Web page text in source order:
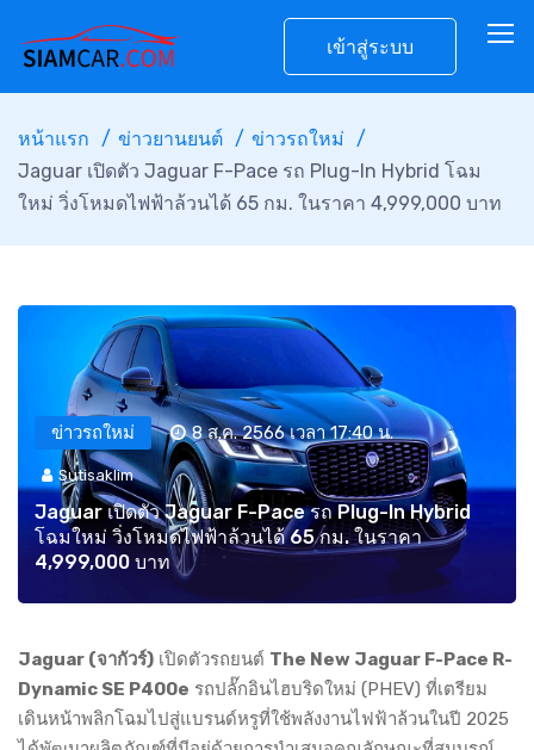
เข้าสู่ระบบ
หน้าแรก ข่าวยานยนต์
ข่าวรถใหม่
Jaguar เปิดตัว Jaguar F-Pace รถ Plug-In Hybrid โฉม
ใหม่ วิ่งโหมดไฟฟ้าล้วนได้ 65 กม. ในราคา 4,999,000 บาท
ข่าวรถใหม่ 8 ส.ค. 2566 เวลา 17:40 น.
Sutisaklim
Jaguar เปิดตัว Jaguar F-Pace รถ Plug-In Hybrid
โฉมใหม่ วิ่งโหมดไฟฟ้าล้วนได้ 65 กม. ในราคา
4,999,000 บาท
Jaguar (จากัวร์) เปิดตัวรถยนต์ The New Jaguar F-Pace R-
Dynamic SE P400e รถปลั๊กอินไฮบริดใหม่ (PHEV) ที่เตรียม
เดินหน้าพลิกโฉมไปสู่แบรนด์หรูที่ใช้พลังงานไฟฟ้าล้วนในปี 2025